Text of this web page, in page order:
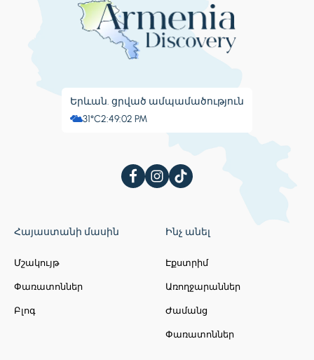
Երևան. ցրված ամպամածություն
31°C2:49:05 PM
Հայաստանի մասին
Մշակույթ
Փառատոններ
Բլոգ
Ինչ անել
Էքստրիմ
Առողջարաններ
Ժամանց
Փառատոններ